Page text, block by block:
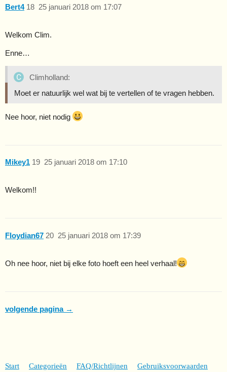
Bert4 25 januari 2018 om 17:07
18
Welkom Clim.
Enne…
Climholland:
Moet er natuurlijk wel wat bij te vertellen of te vragen hebben.
Nee hoor, niet nodig
Mikey1 25 januari 2018 om 17:10
19
Welkom!!
Floydian67 25 januari 2018 om 17:39
20
Oh nee hoor, niet bij elke foto hoeft een heel verhaal!
volgende pagina →
Start Categorieën FAQ/Richtlijnen Gebruiksvoorwaarden